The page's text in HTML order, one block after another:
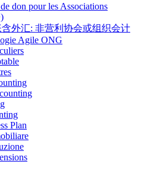
don pour les Associations
外汇: 非营利协会或组织会计
Agile ONG
Plan